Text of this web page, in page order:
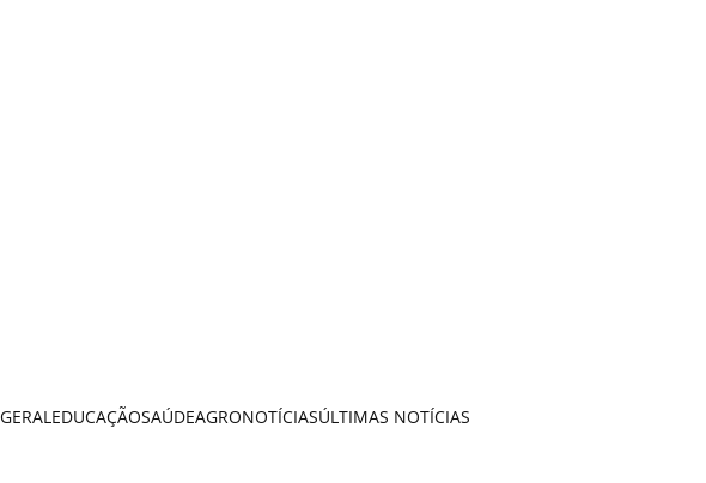
GERALEDUCAÇÃOSAÚDEAGRONOTÍCIASÚLTIMAS NOTÍCIAS